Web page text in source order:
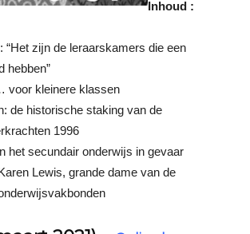
Inhoud :
“Het zĳn de leraarskamers die een
hebben”
voor kleinere klassen
de historische staking van de
1996
het secundair onderwĳs in gevaar
Lewis, grande dame van de